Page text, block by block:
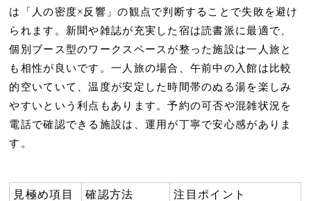
は「人の密度×反響」の観点で判断することで失敗を避け
られます。新聞や雑誌が充実した宿は読書派に最適で、
個別ブース型のワークスペースが整った施設は一人旅と
も相性が良いです。一人旅の場合、午前中の入館は比較
的空いていて、温度が安定した時間帯のぬる湯を楽しみ
やすいという利点もあります。予約の可否や混雑状況を
電話で確認できる施設は、運用が丁寧で安心感がありま
す。
見極め項目 確認方法 注目ポイント